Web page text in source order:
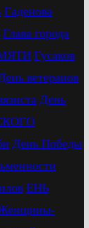
Гаденова
Глава города
Гусаков
ветеранов
День
День Победы
ЕНЬ